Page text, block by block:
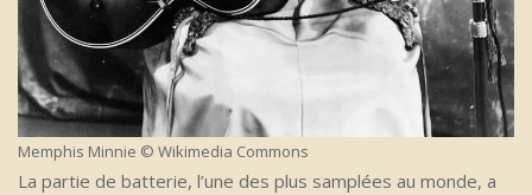
Memphis Minnie © Wikimedia Commons
La partie de batterie, l’une des plus samplées au monde, a